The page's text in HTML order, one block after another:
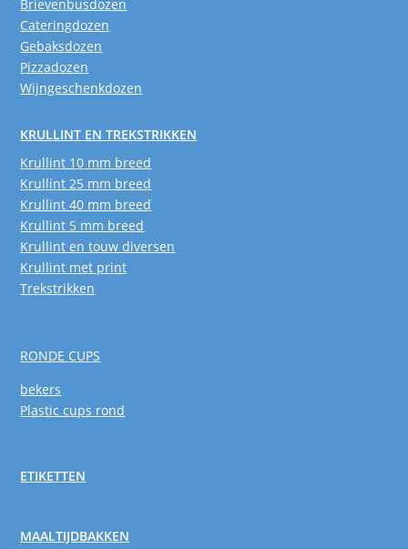
Brievenbusdozen
Cateringdozen
Gebaksdozen
Pizzadozen
Wijngeschenkdozen
KRULLINT EN TREKSTRIKKEN
Krullint 10 mm breed
Krullint 25 mm breed
Krullint 40 mm breed
Krullint 5 mm breed
Krullint en touw diversen
Krullint met print
Trekstrikken
RONDE CUPS
bekers
Plastic cups rond
ETIKETTEN
MAALTIJDBAKKEN